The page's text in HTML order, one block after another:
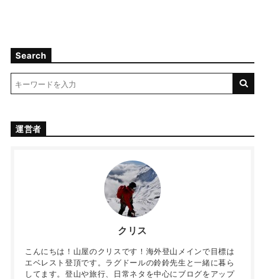
Search
運営者
クリス
こんにちは！山屋のクリスです！海外登山メインで目標は
エベレスト登頂です。ラグドールの鈴鈴先生と一緒に暮ら
してます。登山や旅行、日常ネタを中心にブログをアップ